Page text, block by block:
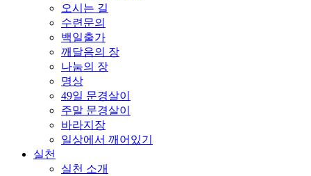
오시는 길
수련문의
백일출가
깨달음의 장
나눔의 장
명상
49일 문경살이
주말 문경살이
바라지장
일상에서 깨어있기
실천
실천 소개